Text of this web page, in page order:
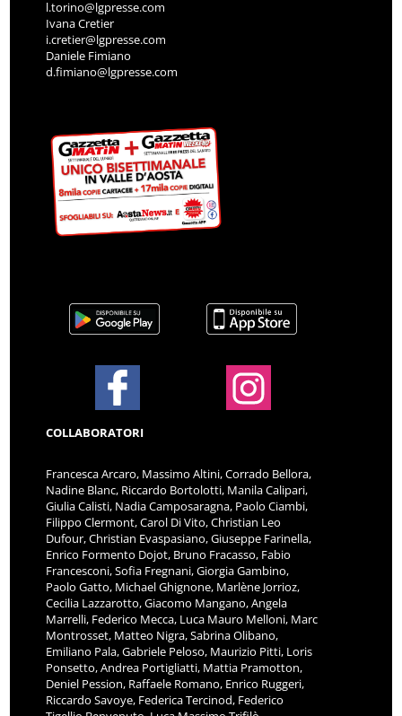
l.torino@lgpresse.com
Ivana Cretier
i.cretier@lgpresse.com
Daniele Fimiano
d.fimiano@lgpresse.com
COLLABORATORI
Francesca Arcaro, Massimo Altini, Corrado Bellora,
Nadine Blanc, Riccardo Bortolotti, Manila Calipari,
Giulia Calisti, Nadia Camposaragna, Paolo Ciambi,
Filippo Clermont, Carol Di Vito, Christian Leo
Dufour, Christian Evaspasiano, Giuseppe Farinella,
Enrico Formento Dojot, Bruno Fracasso, Fabio
Francesconi, Sofia Fregnani, Giorgia Gambino,
Paolo Gatto, Michael Ghignone, Marlène Jorrioz,
Cecilia Lazzarotto, Giacomo Mangano, Angela
Marrelli, Federico Mecca, Luca Mauro Melloni, Marc
Montrosset, Matteo Nigra, Sabrina Olibano,
Emiliano Pala, Gabriele Peloso, Maurizio Pitti, Loris
Ponsetto, Andrea Portigliatti, Mattia Pramotton,
Deniel Pession, Raffaele Romano, Enrico Ruggeri,
Riccardo Savoye, Federica Tercinod, Federico